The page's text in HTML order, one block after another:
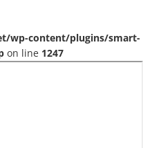
wp-content/plugins/smart-
on line 1247